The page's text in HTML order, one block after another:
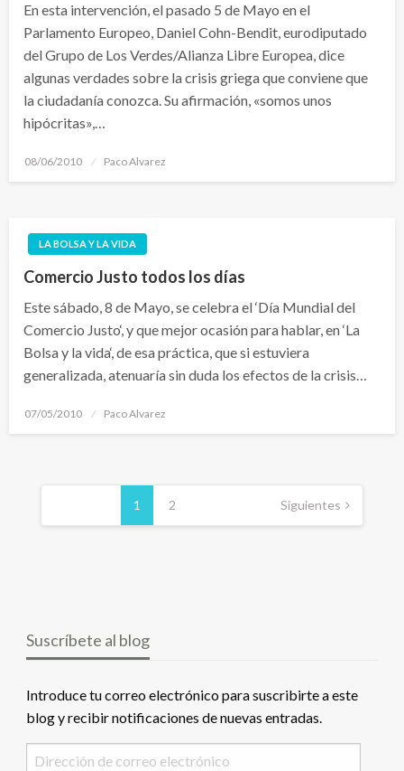
En esta intervención, el pasado 5 de Mayo en el
Parlamento Europeo, Daniel Cohn-Bendit, eurodiputado
del Grupo de Los Verdes/Alianza Libre Europea, dice
algunas verdades sobre la crisis griega que conviene que
la ciudadanía conozca. Su afirmación, «somos unos
hipócritas»,…
Publicado
08/06/2010 Paco Alvarez
LA BOLSA Y LA VIDA
Comercio Justo todos los días
Este sábado, 8 de Mayo, se celebra el ‘Día Mundial del
Comercio Justo‘, y que mejor ocasión para hablar, en ‘La
Bolsa y la vida‘, de esa práctica, que si estuviera
generalizada, atenuaría sin duda los efectos de la crisis…
Publicado
07/05/2010 Paco Alvarez
Navegación
entradas
1 2 Siguientes
Suscríbete al blog
Introduce tu correo electrónico para suscribirte a este
blog y recibir notificaciones de nuevas entradas.
Dirección